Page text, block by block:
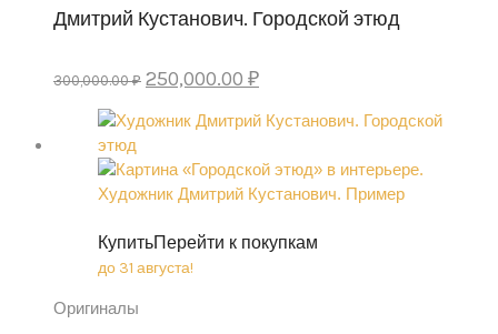
Дмитрий Кустанович. Городской этюд
300,000.00 ₽ Original
was:
300,000.00 ₽.
250,000.00 ₽Current
is:
250,000.00 ₽.
КупитьПерейти к покупкам
до 31 августа!
Оригиналы